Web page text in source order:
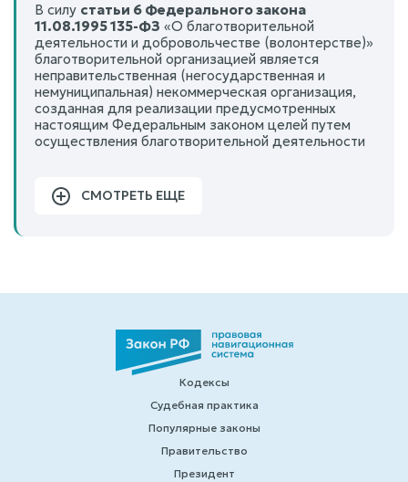
В силу статьи 6 Федерального закона
11.08.1995 135-ФЗ «О благотворительной
деятельности и добровольчестве (волонтерстве)»
благотворительной организацией является
неправительственная (негосударственная и
немуниципальная) некоммерческая организация,
созданная для реализации предусмотренных
настоящим Федеральным законом целей путем
осуществления благотворительной деятельности
СМОТРЕТЬ ЕЩЕ
Кодексы
Судебная практика
Популярные законы
Правительство
Президент